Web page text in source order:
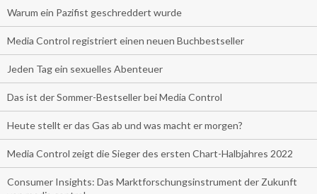
Warum ein Pazifist geschreddert wurde
Media Control registriert einen neuen Buchbestseller
Jeden Tag ein sexuelles Abenteuer
Das ist der Sommer-Bestseller bei Media Control
Heute stellt er das Gas ab und was macht er morgen?
Media Control zeigt die Sieger des ersten Chart-Halbjahres 2022
Consumer Insights: Das Marktforschungsinstrument der Zukunft